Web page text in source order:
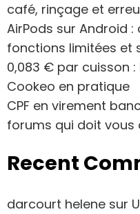
café, rinçage et
AirPods sur Android
fonctions limitées et
0,083 € par cuisson
Cookeo en pratique
CPF en virement
forums qui doit vous
Recent
darcourt helene sur